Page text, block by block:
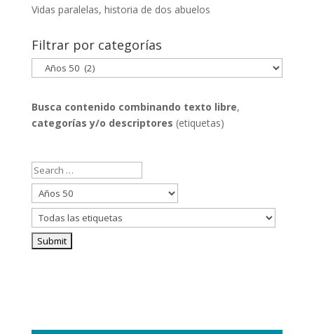
Vidas paralelas, historia de dos abuelos
Filtrar por categorías
Filtrar
por
Busca contenido combinando texto libre,
categorías y/o descriptores (etiquetas)